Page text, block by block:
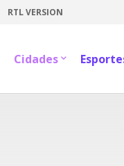
RTL VERSION
Cidades